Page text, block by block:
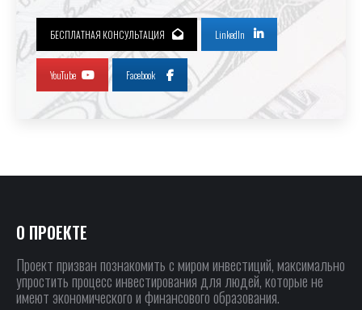
БЕСПЛАТНАЯ КОНСУЛЬТАЦИЯ LinkedIn
YouTube Facebook
О ПРОЕКТЕ
Проект призван познакомить с миром инвестиций, максимально
упростить процесс инвестирования для людей, которые не
имеют экономического и финансового образования.